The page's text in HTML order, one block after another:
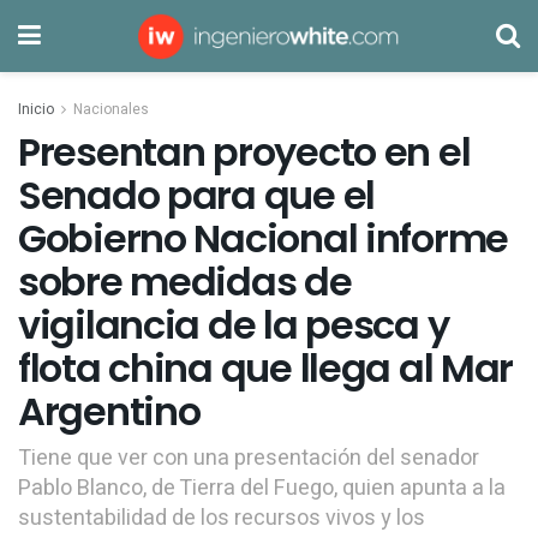
Inicio Nacionales
Presentan proyecto en el
Senado para que el
Gobierno Nacional informe
sobre medidas de
vigilancia de la pesca y
flota china que llega al Mar
Argentino
Tiene que ver con una presentación del senador
Pablo Blanco, de Tierra del Fuego, quien apunta a la
sustentabilidad de los recursos vivos y los